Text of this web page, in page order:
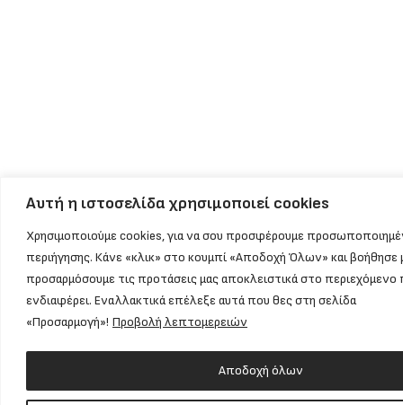
Αυτή η ιστοσελίδα χρησιμοποιεί cookies
Χρησιμοποιούμε cookies, για να σου προσφέρουμε
περιήγησης. Κάνε «κλικ» στο κουμπί «Αποδοχή Όλων» και βοήθησε
προσαρμόσουμε τις προτάσεις μας αποκλειστικά στο περιεχόμενο
ενδιαφέρει. Εναλλακτικά επέλεξε αυτά που θες στη σελίδα
«Προσαρμογή»! Προβολή λεπτομερειών
Αποδοχή όλων